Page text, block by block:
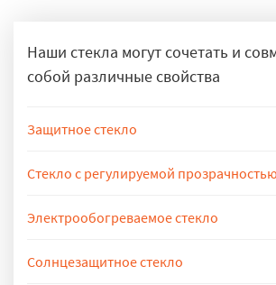
Наши стекла могут сочетать и
собой различные свойства
Защитное стекло
помещения. Классы ударостойкости,
подтверждаются различными испытаниями.
Стекло с регулируемой прозрачностью
(электрохромное стекло) за нескольких секунд
полностью матовым (непрозрачным), либо
Электрообогреваемое стекло
обычного, но является настоящим техническим
греет воздух в доме, но и способствует
Солнцезащитное стекло